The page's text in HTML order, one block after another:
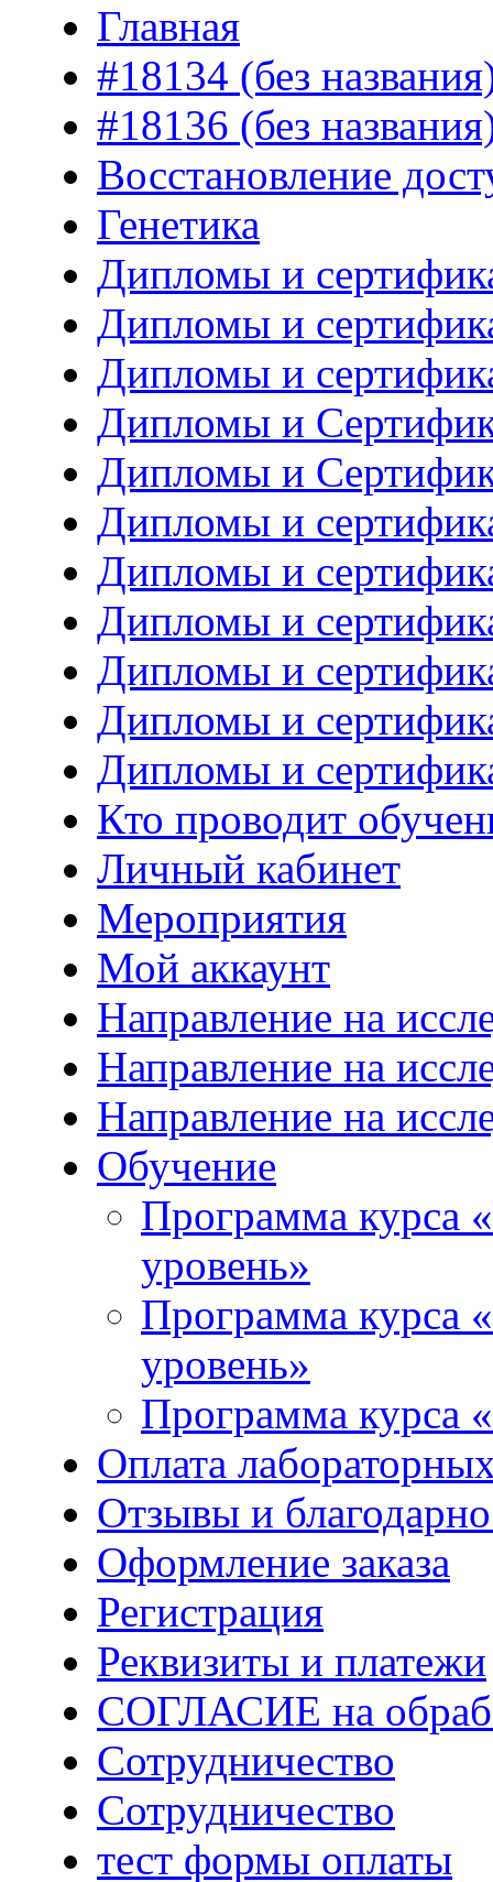
Главная
#18134 (без
#18136 (без
Восстановление
Генетика
Дипломы и
Дипломы и
Дипломы и
Дипломы и
Дипломы и
Дипломы и
Дипломы и
Дипломы и
Дипломы и
Дипломы и
Дипломы и
Кто проводит
Личный кабинет
Мероприятия
Мой аккаунт
Направление на
Направление на
Направление на
Обучение
Программа курса
уровень»
Программа курса
уровень»
Программа курса
Оплата
Отзывы и
Оформление заказа
Регистрация
Реквизиты и платежи
СОГЛАСИЕ на
Сотрудничество
Сотрудничество
тест формы оплаты